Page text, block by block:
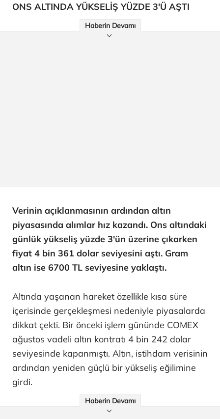
ONS ALTINDA YÜKSELİŞ YÜZDE 3'Ü AŞTI
Haberin Devamı
Verinin açıklanmasının ardından altın
piyasasında alımlar hız kazandı. Ons altındaki
günlük yükseliş yüzde 3'ün üzerine çıkarken
fiyat 4 bin 361 dolar seviyesini aştı. Gram
altın ise 6700 TL seviyesine yaklaştı.
Altında yaşanan hareket özellikle kısa süre
içerisinde gerçekleşmesi nedeniyle piyasalarda
dikkat çekti. Bir önceki işlem gününde COMEX
ağustos vadeli altın kontratı 4 bin 242 dolar
seviyesinde kapanmıştı. Altın, istihdam verisinin
ardından yeniden güçlü bir yükseliş eğilimine
girdi.
Haberin Devamı